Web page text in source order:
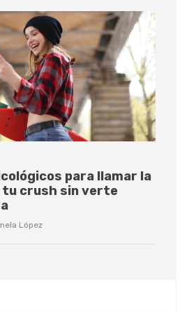
para llamar la
tu crush sin verte
López